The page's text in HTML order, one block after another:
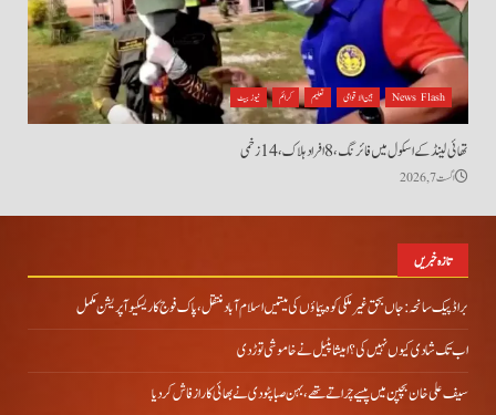
News Flash بین الاقوامی تعلیم کرائم نیوز بیٹ
تھائی لینڈ کے اسکول میں فائرنگ، 8 افراد ہلاک، 14 زخمی
اگست 7, 2026
تازہ خبریں
براڈ پیک سانحہ: جاں بحق غیر ملکی کوہ پیماؤں کی میتیں اسلام آباد منتقل، پاک فوج کا ریسکیو آپریشن مکمل
اب تک شادی کیوں نہیں کی؟ امیشا پٹیل نے خاموشی توڑ دی
سیف علی خان بچپن میں پیسے چراتے تھے، بہن صبا پٹودی نے بھائی کا راز فاش کردیا